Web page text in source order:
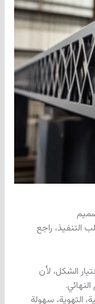
التنفيذ، راجع
الشكل، لأن
التهوية، سهولة